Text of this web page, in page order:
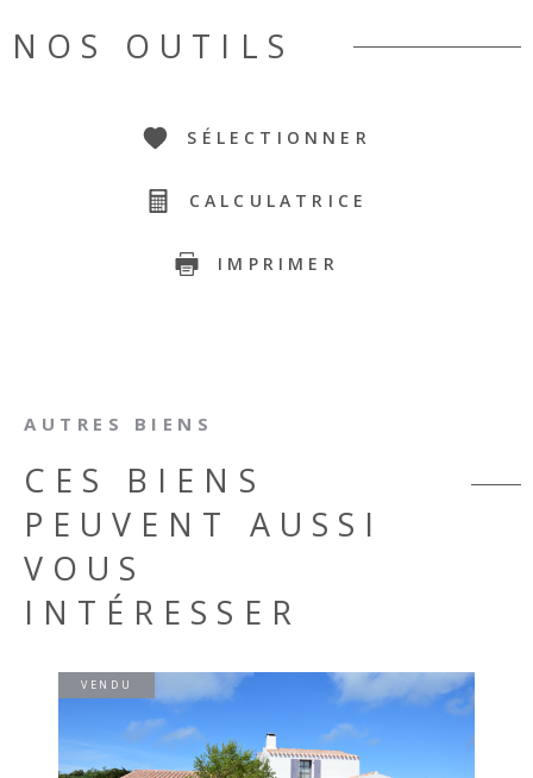
NOS OUTILS
SÉLECTIONNER
CALCULATRICE
IMPRIMER
AUTRES BIENS
CES BIENS
PEUVENT AUSSI
VOUS
INTÉRESSER
VENDU